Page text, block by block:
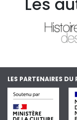
LES PARTENAIRES DU